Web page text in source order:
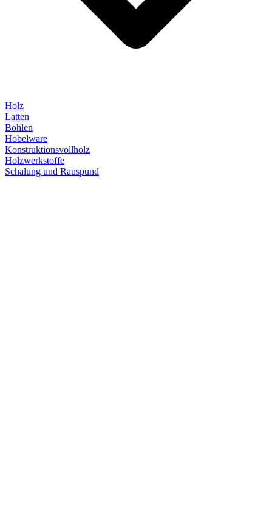
Holz
Latten
Bohlen
Hobelware
Konstruktionsvollholz
Holzwerkstoffe
Schalung und Rauspund